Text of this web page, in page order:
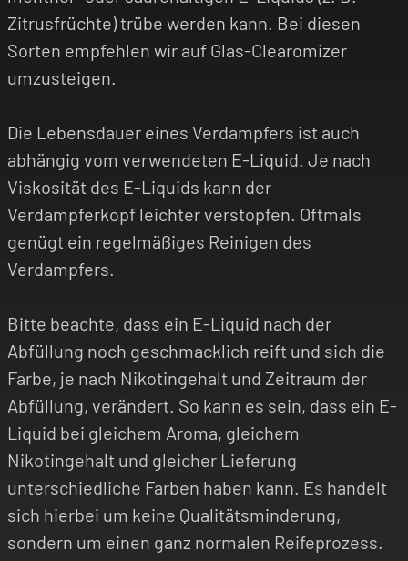
Zitrusfrüchte) trübe werden kann. Bei diesen
Sorten empfehlen wir auf Glas-Clearomizer
umzusteigen.
Die Lebensdauer eines Verdampfers ist auch
abhängig vom verwendeten E-Liquid. Je nach
Viskosität des E-Liquids kann der
Verdampferkopf leichter verstopfen. Oftmals
genügt ein regelmäßiges Reinigen des
Verdampfers.
Bitte beachte, dass ein E-Liquid nach der
Abfüllung noch geschmacklich reift und sich die
Farbe, je nach Nikotingehalt und Zeitraum der
Abfüllung, verändert. So kann es sein, dass ein E-
Liquid bei gleichem Aroma, gleichem
Nikotingehalt und gleicher Lieferung
unterschiedliche Farben haben kann. Es handelt
sich hierbei um keine Qualitätsminderung,
sondern um einen ganz normalen Reifeprozess.